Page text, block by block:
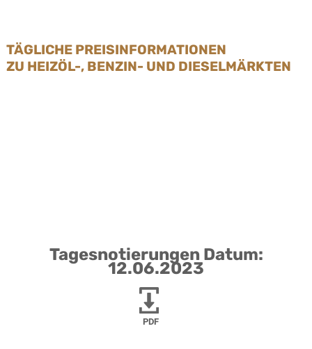
TÄGLICHE PREISINFORMATIONEN
ZU HEIZÖL-, BENZIN- UND DIESELMÄRKTEN
Tagesnotierungen Datum:
12.06.2023
PDF